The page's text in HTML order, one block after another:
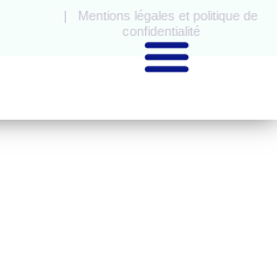
| Mentions légales et politique de
confidentialité